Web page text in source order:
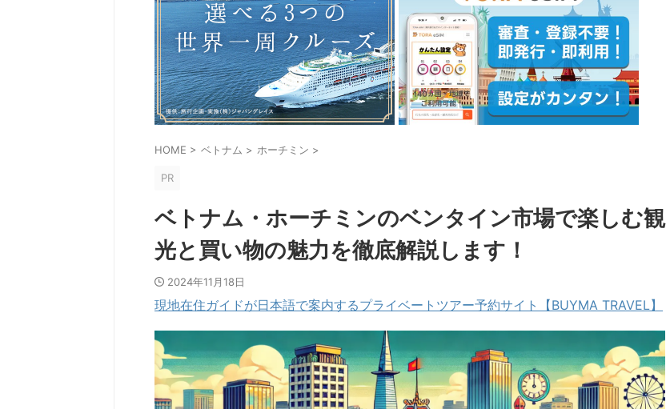
HOME > ベトナム > ホーチミン >
PR
ベトナム・ホーチミンのベンタイン市場で楽しむ観
光と買い物の魅力を徹底解説します！
2024年11月18日
現地在住ガイドが日本語で案内するプライベートツアー予約サイト【BUYMA TRAVEL】